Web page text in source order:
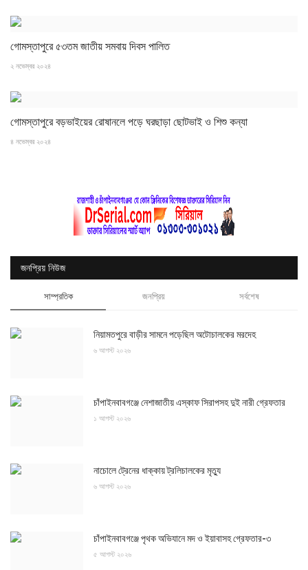
গোমস্তাপুরে ৫৩তম জাতীয় সমবায় দিবস পালিত
২ নভেম্বর ২০২৪
গোমস্তাপুরে বড়ভাইয়ের রোষানলে পড়ে ঘরছাড়া ছোটভাই ও শিশু কন্যা
৪ নভেম্বর ২০২৪
জনপ্রিয় নিউজ
সাম্প্রতিক জনপ্রিয় সর্বশেষ
নিয়ামতপুরে বাড়ীর সামনে পড়েছিল অটোচালকের মরদেহ
৬ আগস্ট ২০২৬
চাঁপাইনবাবগঞ্জে নেশাজাতীয় এস্কাফ সিরাপসহ দুই নারী গ্রেফতার
১ আগস্ট ২০২৬
নাচোলে ট্রেনের ধাক্কায় ট্রলিচালকের মৃত্যু
৬ আগস্ট ২০২৬
চাঁপাইনবাবগঞ্জে পৃথক অভিযানে মদ ও ইয়াবাসহ গ্রেফতার-৩
৫ আগস্ট ২০২৬